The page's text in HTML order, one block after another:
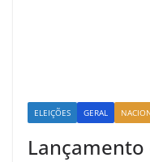
ELEIÇÕES GERAL